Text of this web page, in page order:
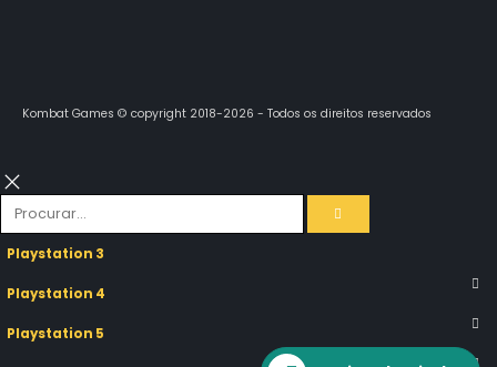
Kombat Games © copyright 2018-2026 - Todos os direitos reservados
Playstation 3
Playstation 4
Playstation 5